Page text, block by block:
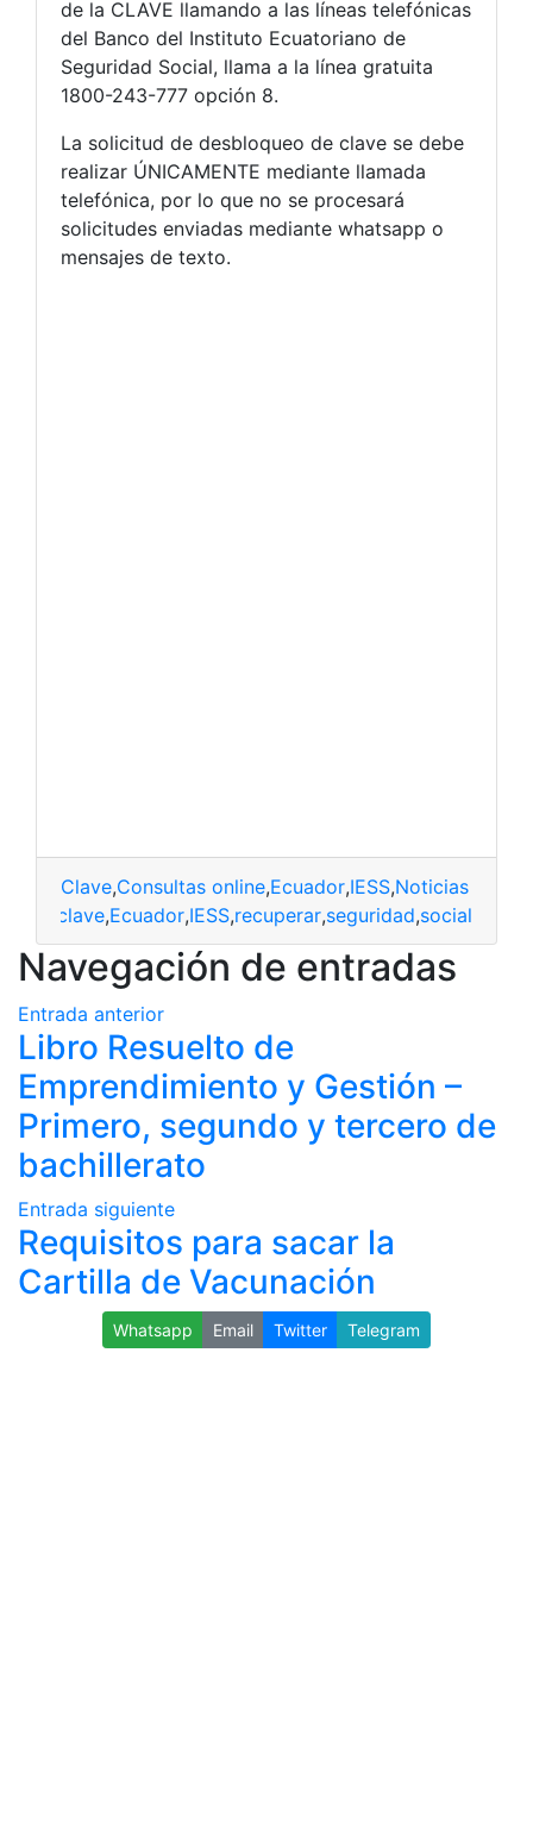
de la CLAVE llamando a las líneas telefónicas
del Banco del Instituto Ecuatoriano de
Seguridad Social, llama a la línea gratuita
1800-243-777 opción 8.
La solicitud de desbloqueo de clave se debe
realizar ÚNICAMENTE mediante llamada
telefónica, por lo que no se procesará
solicitudes enviadas mediante whatsapp o
mensajes de texto.
Clave,Consultas online,Ecuador,IESS,Noticias
clave,Ecuador,IESS,recuperar,seguridad,social
Navegación de entradas
Entrada anterior
Libro Resuelto de
Emprendimiento y Gestión –
Primero, segundo y tercero de
bachillerato
Entrada siguiente
Requisitos para sacar la
Cartilla de Vacunación
Whatsapp Email Twitter Telegram